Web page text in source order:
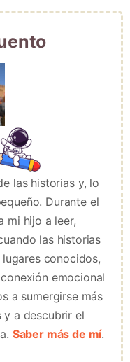
las historias y, lo
Durante el
mi hijo a leer,
las historias
conocidos,
emocional
a sumergirse más
y a descubrir el
Saber más de mí.